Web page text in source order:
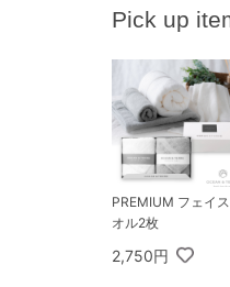
Pick up
PREMIUM フェイ
オル2枚
2,750円